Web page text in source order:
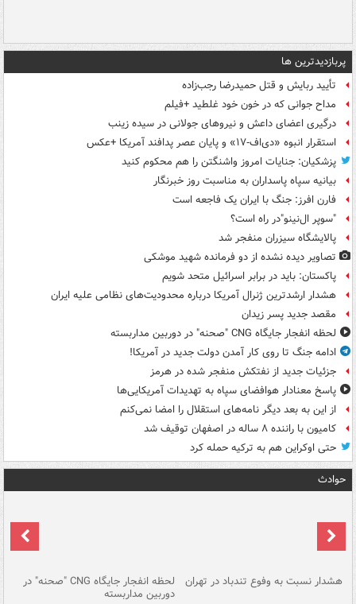
پربازدیدترین ها
تأیید ربایش و قتل حمیدرضا رجب‌زاده
مداح جوانی که در خون خود غلطید +فیلم
درگیری اعضای داعش و نیروهای جولانی در سیده زینب
استقرار انبوه «دی‌اف‑۱۷» و پایان عصر پدافند آمریکا +عکس
پزشکیان: جنایات امروز واشنگتن را هم محکوم کنید
بیانیه سپاه پاسداران به مناسبت روز خبرنگار
فارن افرز: جنگ با ایران یک فاجعه است
"سوپر ال‌نینو"در راه است؟
پالایشگاه سیزران منفجر شد
تصاویر دیده‌ نشده از دو فرمانده شهید موشکی
پاکستان: باید در برابر اسرائیل متحد شویم
هشدار ارشدترین ژنرال آمریکا درباره محدودیت‌های نظامی علیه ایران
مقصد جدید پسر زیدان
لحظه انفجار جایگاه CNG "صحنه" در دوربین مداربسته
ادامه جنگ تا روی کار آمدن دولت جدید در آمریکا!
جزئیات جدید از نفتکش منفجر شده در هرمز
پاسخ معنادار هوافضای سپاه به تهدیدات آمریکایی‌ها
از این به بعد دیگر نامه‌های استقلال را امضا نمی‌کنم
کامیون با راننده ۸ ساله در اصفهان توقیف شد
حتی اوکراین هم به ترکیه حمله کرد
حوادث
هشدار نسبت به وفوع تندباد در تهران لحظه انفجار جایگاه CNG "صحنه" در
دوربین مداربسته